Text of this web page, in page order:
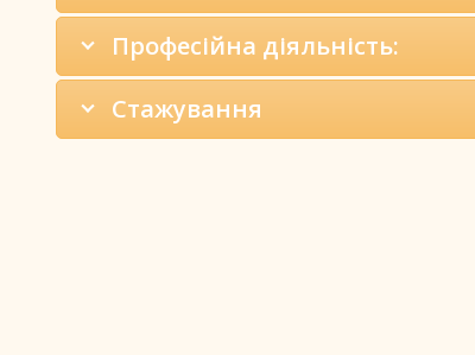
Професійна діяльність:
Стажування